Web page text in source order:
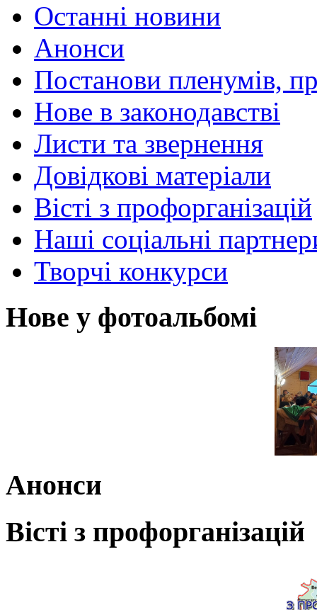
Останні новини
Анонси
Постанови пленумів,
Нове в законодавстві
Листи та звернення
Довідкові матеріали
Вісті з профорганізацій
Наші соціальні
Творчі конкурси
Нове у фотоальбомі
Анонси
Вісті з профорганізацій